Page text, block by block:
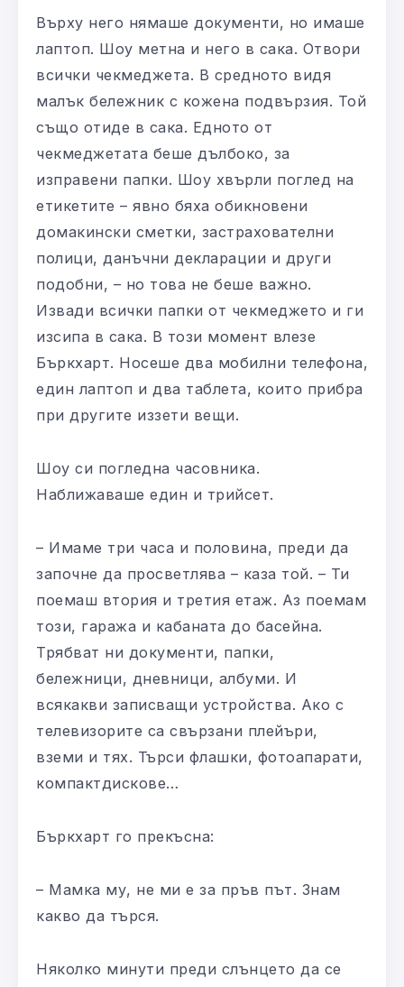
Върху него нямаше документи, но имаше
лаптоп. Шоу метна и него в сака. Отвори
всички чекмеджета. В средното видя
малък бележник с кожена подвързия. Той
също отиде в сака. Едното от
чекмеджетата беше дълбоко, за
изправени папки. Шоу хвърли поглед на
етикетите – явно бяха обикновени
домакински сметки, застрахователни
полици, данъчни декларации и други
подобни, – но това не беше важно.
Извади всички папки от чекмеджето и ги
изсипа в сака. В този момент влезе
Бъркхарт. Носеше два мобилни телефона,
един лаптоп и два таблета, които прибра
при другите иззети вещи.
Шоу си погледна часовника.
Наближаваше един и трийсет.
– Имаме три часа и половина, преди да
започне да просветлява – каза той. – Ти
поемаш втория и третия етаж. Аз поемам
този, гаража и кабаната до басейна.
Трябват ни документи, папки,
бележници, дневници, албуми. И
всякакви записващи устройства. Ако с
телевизорите са свързани плейъри,
вземи и тях. Търси флашки, фотоапарати,
компактдискове…
Бъркхарт го прекъсна:
– Мамка му, не ми е за пръв път. Знам
какво да търся.
Няколко минути преди слънцето да се